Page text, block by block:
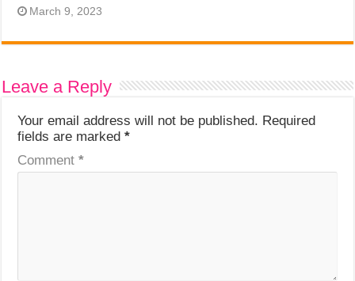
March 9, 2023
Leave a Reply
Your email address will not be published. Required
fields are marked*
Comment*